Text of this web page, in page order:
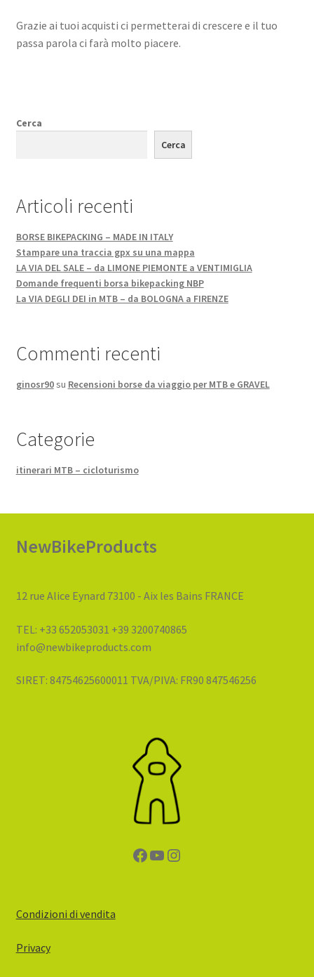
Grazie ai tuoi acquisti ci permetterai di crescere e il tuo
passa parola ci farà molto piacere.
Cerca
Cerca
Articoli recenti
BORSE BIKEPACKING – MADE IN ITALY
Stampare una traccia gpx su una mappa
LA VIA DEL SALE – da LIMONE PIEMONTE a VENTIMIGLIA
Domande frequenti borsa bikepacking NBP
La VIA DEGLI DEI in MTB – da BOLOGNA a FIRENZE
Commenti recenti
ginosr90su Recensioni borse da viaggio per MTB e GRAVEL
Categorie
itinerari MTB – cicloturismo
NewBikeProducts
12 rue Alice Eynard 73100 - Aix les Bains FRANCE
TEL: +33 652053031 +39 3200740865
info@newbikeproducts.com
SIRET: 84754625600011 TVA/PIVA: FR90 847546256
Facebook
YouTube
Instagram
Condizioni di vendita
Privacy